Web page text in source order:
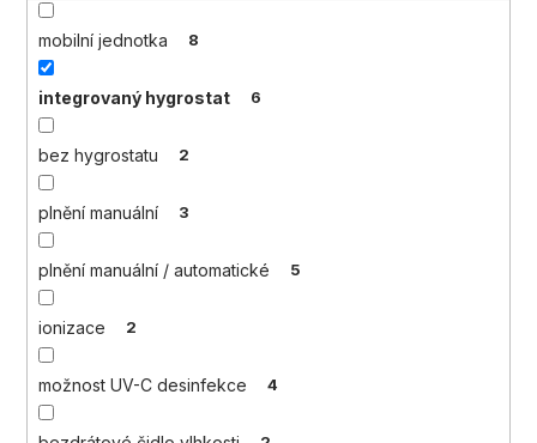
mobilní jednotka 8
integrovaný hygrostat 6
bez hygrostatu 2
plnění manuální 3
plnění manuální / automatické 5
ionizace 2
možnost UV-C desinfekce 4